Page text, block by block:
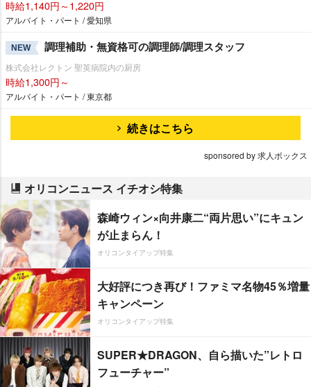
時給1,140円～1,220円
アルバイト・パート / 愛知県
NEW 調理補助・無資格可の調理師/調理スタッフ
株式会社レクトン 聖英病院内の厨房
時給1,300円～
アルバイト・パート / 東京都
続きはこちら
sponsored by 求人ボックス
オリコンニュース イチオシ特集
森崎ウィン×向井康二“両片思い”にキュン
が止まらん！
オリコンタイアップ特集
大好評につき再び！ファミマ名物45％増量
キャンペーン
オリコンタイアップ特集
SUPER★DRAGON、自ら描いた”レトロ
フューチャー”